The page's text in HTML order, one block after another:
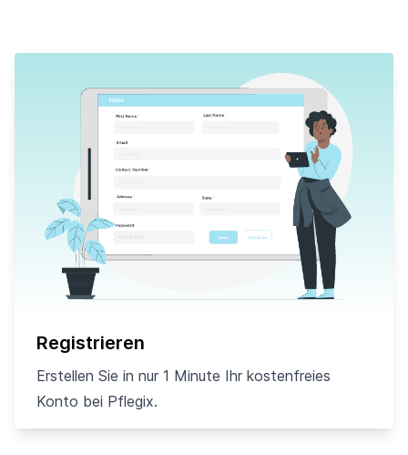
Registrieren
Erstellen Sie in nur 1 Minute Ihr kostenfreies
Konto bei Pflegix.